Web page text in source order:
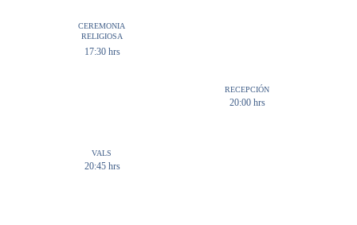
CEREMONIA
RELIGIOSA
17:30 hrs
20:45 hrs
RECEPCIÓN
20:00 hrs
VALS